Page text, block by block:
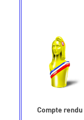
Compte rendu